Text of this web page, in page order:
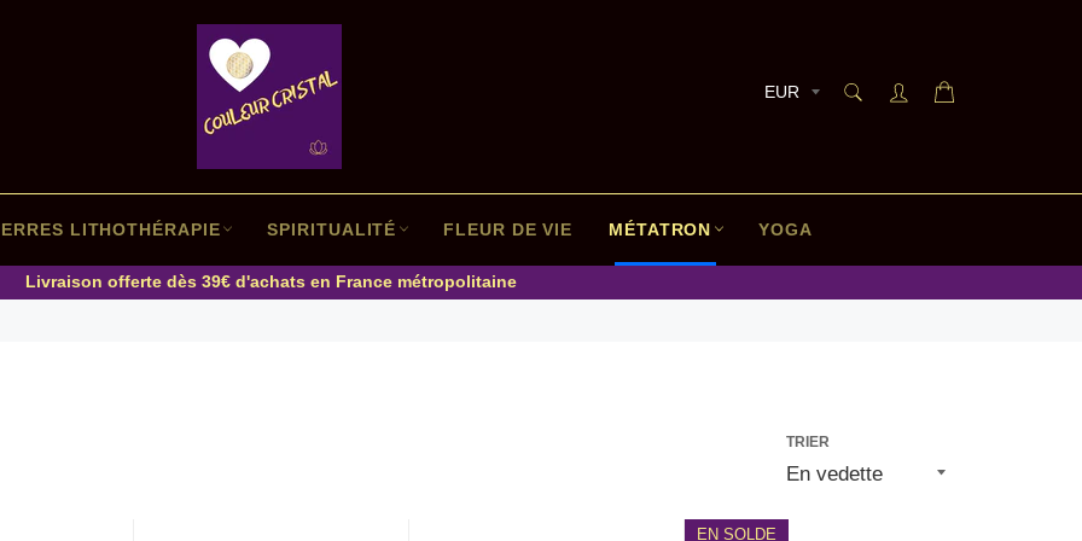
RECHERCHE
LITHOTHÉRAPIE SPIRITUALITÉ FLEUR DE VIE MÉTATRON YOGA
Livraison offerte dès 39€ d'achats en France métropolitaine
TRIER
EN SOLDE